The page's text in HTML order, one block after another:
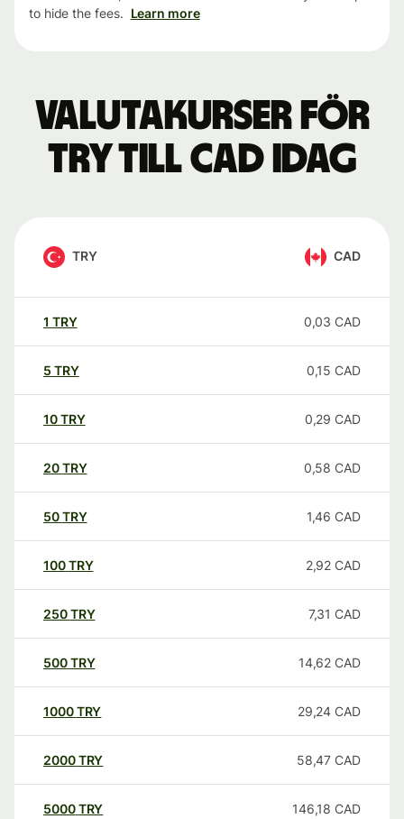
to hide the fees. Learn more
Valutakurser för
TRY till CAD idag
TRY CAD
1 TRY 0,03 CAD
5 TRY 0,15 CAD
10TRY 0,29 CAD
20TRY 0,58 CAD
50TRY 1,46 CAD
100TRY 2,92 CAD
250TRY 7,31 CAD
500TRY 14,62 CAD
1000TRY 29,24 CAD
2000TRY 58,47 CAD
5000TRY 146,18 CAD